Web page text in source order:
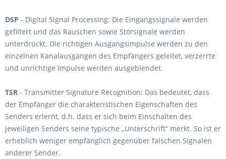
DSP - Digital Signal Processing: Die Eingangssignale werden
gefiltert und das Rauschen sowie Störsignale werden
unterdrückt. Die richtigen Ausgangsimpulse werden zu den
einzelnen Kanalausgängen des Empfängers geleitet, verzerrte
und unrichtige Impulse werden ausgeblendet.
TSR - Transmitter Signature Recognition: Das bedeutet, dass
der Empfänger die charakteristischen Eigenschaften des
Senders erlernt, d.h. dass er sich beim Einschalten des
jeweiligen Senders seine typische „Unterschrift“ merkt. So ist er
erheblich weniger empfänglich gegenüber falschen Signalen
anderer Sender.